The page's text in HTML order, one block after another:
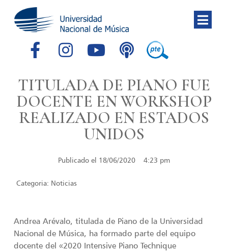
TITULADA DE PIANO FUE
DOCENTE EN WORKSHOP
REALIZADO EN ESTADOS
UNIDOS
Publicado el 18/06/2020 4:23 pm
Categoria: Noticias
Andrea Arévalo, titulada de Piano de la Universidad
Nacional de Música, ha formado parte del equipo
docente del «2020 Intensive Piano Technique